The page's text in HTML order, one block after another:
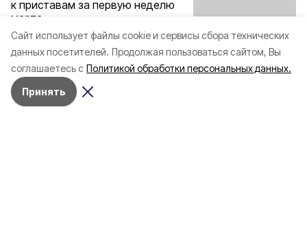
Cайт использует файлы cookie и сервисы сбора технических
данных посетителей. Продолжая пользоваться сайтом, Вы
соглашаетесь с Политикой обработки персональных данных.
Принять
к приставам за первую неделю
марта
Ведомство возобновило общение с населением
в офлайн-формате.
10 марта 2021, 17:17